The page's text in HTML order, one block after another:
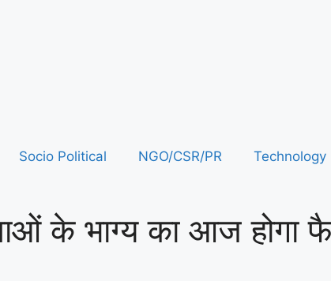
Socio Political NGO/CSR/PR Technology
के भाग्य का आज होगा